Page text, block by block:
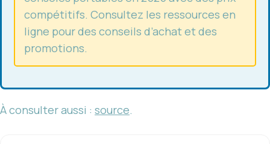
compétitifs. Consultez les ressources en
ligne pour des conseils d’achat et des
promotions.
À consulter aussi : source.